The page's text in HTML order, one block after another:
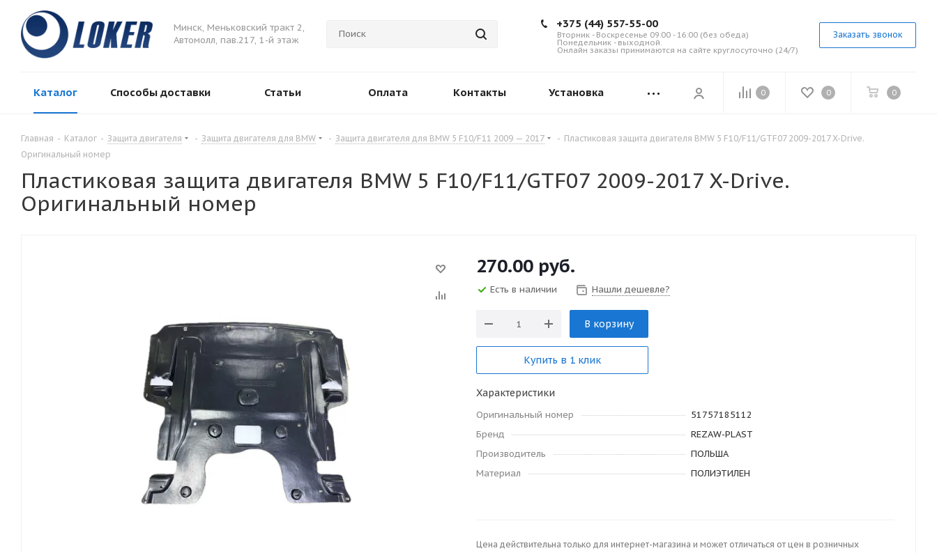
Минск, Меньковский тракт 2,
Автомолл, пав.217, 1-й этаж
+375 (44) 557-55-00
Вторник - Воскресенье 09:00 - 16:00 (без обеда)
Понедельник - выходной.
Онлайн заказы принимаются на сайте круглосуточно (24/7)
Заказать звонок
0 0 0
Каталог Способы доставки Статьи Оплата Контакты Установка
Главная - Каталог - Защита двигателя - Защита двигателя для BMW - Защита двигателя для BMW 5 F10/F11 2009 — 2017 - Пластиковая защита двигателя BMW 5 F10/F11/GTF07 2009-2017 X-Drive.
Оригинальный номер
Пластиковая защита двигателя BMW 5 F10/F11/GTF07 2009-2017 X-Drive.
Оригинальный номер
270.00 руб.
Есть в наличии Нашли дешевле?
В корзину
Купить в 1 клик
Характеристики
Оригинальный номер
51757185112
Бренд
REZAW-PLAST
Производитель
ПОЛЬША
Материал
ПОЛИЭТИЛЕН
Цена действительна только для интернет-магазина и может отличаться от цен в розничных